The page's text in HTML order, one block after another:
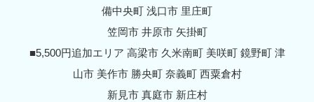
備中央町 浅口市 里庄町
笠岡市 井原市 矢掛町
■5,500円追加エリア 高梁市 久米南町 美咲町 鏡野町 津
山市 美作市 勝央町 奈義町 西粟倉村
新見市 真庭市 新庄村